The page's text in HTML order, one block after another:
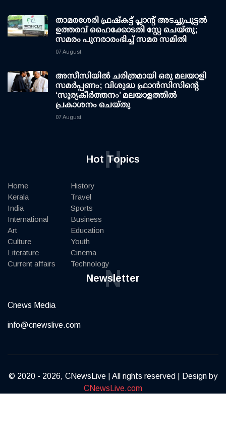
താമരശേരി ഫ്രഷ്കട്ട് പ്ലാന്റ് അടച്ചുപൂട്ടൽ
ഉത്തരവ് ഹൈക്കോടതി സ്റ്റേ ചെയ്തു;
സമരം പുനരാരംഭിച്ച് സമര സമിതി
07 August
അസീസിയിൽ ചരിത്രമായി ഒരു മലയാളി
സമർപ്പണം; വിശുദ്ധ ഫ്രാൻസിസിന്റെ
‘സൂര്യകീർത്തനം’ മലയാളത്തിൽ
പ്രകാശനം ചെയ്തു
07 August
Hot Topics
H
Home
Kerala
India
International
Art
Culture
Literature
Current affairs
History
Travel
Sports
Business
Education
Youth
Cinema
Technology
Newsletter
N
Cnews Media
info@cnewslive.com
© 2020 - 2026, CNewsLive | All rights reserved | Design by
CNewsLive.com